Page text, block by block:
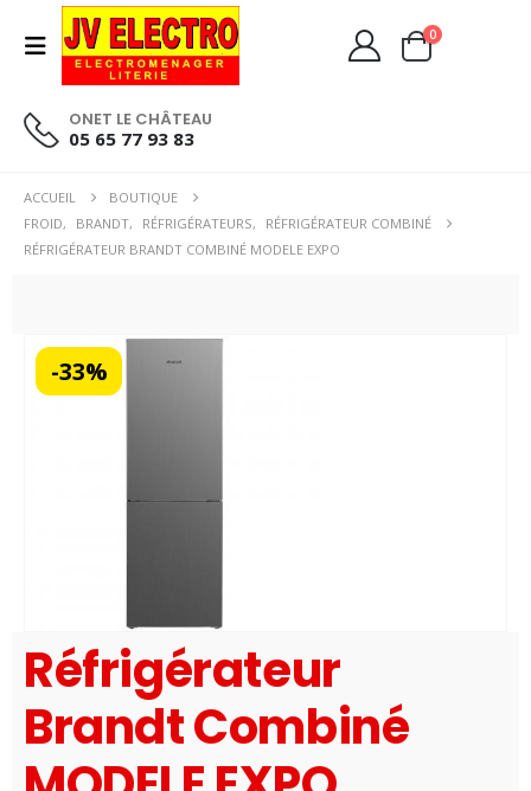
0
ONET LE CHÂTEAU
05 65 77 93 83
ACCUEIL
BOUTIQUE
FROID, BRANDT, RÉFRIGÉRATEURS,
RÉFRIGÉRATEUR COMBINÉ
RÉFRIGÉRATEUR BRANDT COMBINÉ MODELE EXPO
-33%
Réfrigérateur
Brandt Combiné